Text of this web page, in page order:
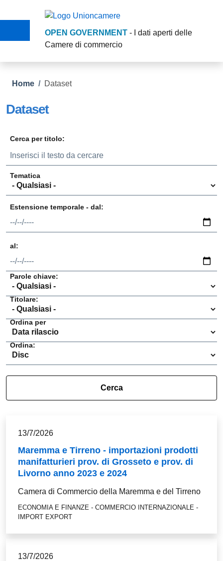
OPEN GOVERNMENT - I dati aperti delle
Camere di commercio
Briciole di pane
Home / Dataset
Dataset
Cerca per titolo:
Tematica
Estensione temporale - dal:
Data
al:
Data
Parole chiave:
Titolare:
Ordina per
Ordina:
13/7/2026
Maremma e Tirreno - importazioni prodotti
manifatturieri prov. di Grosseto e prov. di
Livorno anno 2023 e 2024
Camera di Commercio della Maremma e del Tirreno
ECONOMIA E FINANZE - COMMERCIO INTERNAZIONALE -
IMPORT EXPORT
13/7/2026